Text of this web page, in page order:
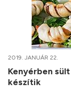
2019. JANUÁR 22.
Kenyérben
készítik